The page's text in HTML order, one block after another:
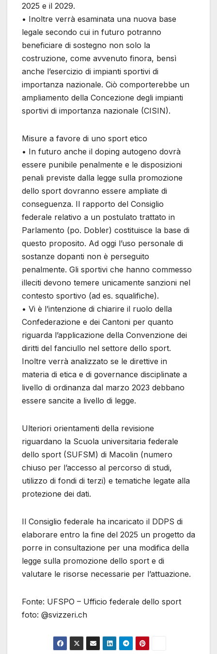
2025 e il 2029.
• Inoltre verrà esaminata una nuova base
legale secondo cui in futuro potranno
beneficiare di sostegno non solo la
costruzione, come avvenuto finora, bensì
anche l’esercizio di impianti sportivi di
importanza nazionale. Ciò comporterebbe un
ampliamento della Concezione degli impianti
sportivi di importanza nazionale (CISIN).
Misure a favore di uno sport etico
• In futuro anche il doping autogeno dovrà
essere punibile penalmente e le disposizioni
penali previste dalla legge sulla promozione
dello sport dovranno essere ampliate di
conseguenza. Il rapporto del Consiglio
federale relativo a un postulato trattato in
Parlamento (po. Dobler) costituisce la base di
questo proposito. Ad oggi l’uso personale di
sostanze dopanti non è perseguito
penalmente. Gli sportivi che hanno commesso
illeciti devono temere unicamente sanzioni nel
contesto sportivo (ad es. squalifiche).
• Vi è l’intenzione di chiarire il ruolo della
Confederazione e dei Cantoni per quanto
riguarda l’applicazione della Convenzione dei
diritti del fanciullo nel settore dello sport.
Inoltre verrà analizzato se le direttive in
materia di etica e di governance disciplinate a
livello di ordinanza dal marzo 2023 debbano
essere sancite a livello di legge.
Ulteriori orientamenti della revisione
riguardano la Scuola universitaria federale
dello sport (SUFSM) di Macolin (numero
chiuso per l’accesso al percorso di studi,
utilizzo di fondi di terzi) e tematiche legate alla
protezione dei dati.
Il Consiglio federale ha incaricato il DDPS di
elaborare entro la fine del 2025 un progetto da
porre in consultazione per una modifica della
legge sulla promozione dello sport e di
valutare le risorse necessarie per l’attuazione.
Fonte: UFSPO – Ufficio federale dello sport
foto: @svizzeri.ch